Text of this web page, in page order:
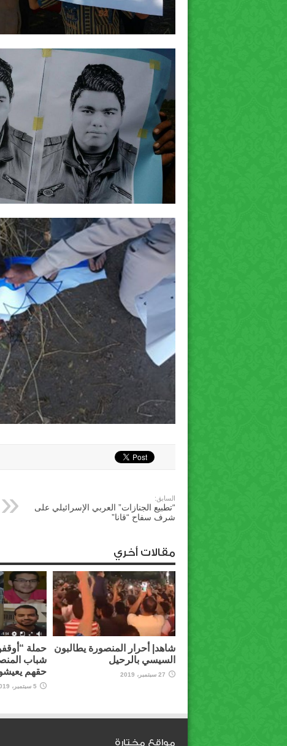
السابق:
“تطبيع الجنازات” العربي الإسرائيلي على
شرف سفاح “قانا”
مقالات أخري
شاهد| أحرار المنصورة يطالبون
السيسي بالرحيل
27 سبتمبر، 2019
حملة
شباب
حقهم
5 سبتمبر، 2019
مواقع مختارة